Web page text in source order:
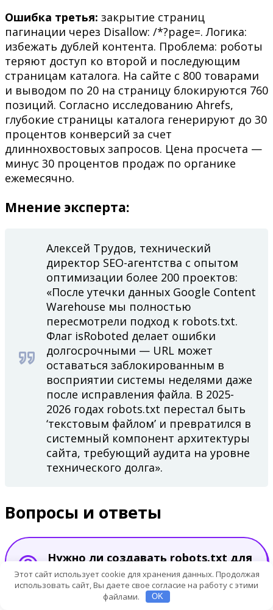
Ошибка третья: закрытие страниц
пагинации через Disallow: /*?page=. Логика:
избежать дублей контента. Проблема: роботы
теряют доступ ко второй и последующим
страницам каталога. На сайте с 800 товарами
и выводом по 20 на страницу блокируются 760
позиций. Согласно исследованию Ahrefs,
глубокие страницы каталога генерируют до 30
процентов конверсий за счет
длиннохвостовых запросов. Цена просчета —
минус 30 процентов продаж по органике
ежемесячно.
Мнение эксперта:
Алексей Трудов, технический
директор SEO-агентства с опытом
оптимизации более 200 проектов:
«После утечки данных Google Content
Warehouse мы полностью
пересмотрели подход к robots.txt.
Флаг isRoboted делает ошибки
долгосрочными — URL может
оставаться заблокированным в
восприятии системы неделями даже
после исправления файла. В 2025-
2026 годах robots.txt перестал быть
‘текстовым файлом’ и превратился в
системный компонент архитектуры
сайта, требующий аудита на уровне
технического долга».
Вопросы и ответы
Нужно ли создавать robots.txt для
нового сайта сразу?
Этот сайт использует cookie для хранения данных. Продолжая
использовать сайт, Вы даете свое согласие на работу с этими
файлами.
OK